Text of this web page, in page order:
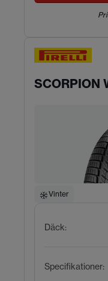
SCORPION
Vinter
Däck:
Specifikationer: